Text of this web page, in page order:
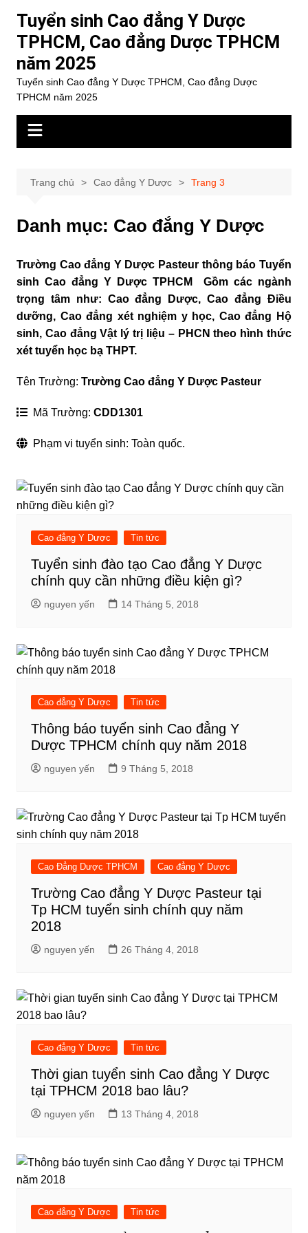
dung
Tuyển sinh Cao đẳng Y Dược
TPHCM, Cao đẳng Dược TPHCM
năm 2025
Tuyển sinh Cao đẳng Y Dược TPHCM, Cao đẳng Dược
TPHCM năm 2025
Trang chủ Cao đẳng Y Dược Trang 3
Danh mục: Cao đẳng Y Dược
Trường Cao đẳng Y Dược Pasteur thông báo Tuyển
sinh Cao đẳng Y Dược TPHCM
Gồm các ngành
trọng tâm như: Cao đẳng Dược, Cao đẳng Điều
dưỡng, Cao đẳng xét nghiệm y học, Cao đẳng Hộ
sinh, Cao đẳng Vật lý trị liệu – PHCN theo hình thức
xét tuyển học bạ THPT.
Tên Trường: Trường Cao đẳng Y Dược Pasteur
Mã Trường: CDD1301
Phạm vi tuyển sinh: Toàn quốc.
Cao đẳng Y Dược Tin tức
Tuyển sinh đào tạo Cao đẳng Y Dược
chính quy cần những điều kiện gì?
nguyen yến 14 Tháng 5, 2018
Cao đẳng Y Dược Tin tức
Thông báo tuyển sinh Cao đẳng Y
Dược TPHCM chính quy năm 2018
nguyen yến 9 Tháng 5, 2018
Cao Đẳng Dược TPHCM Cao đẳng Y Dược
Trường Cao đẳng Y Dược Pasteur tại
Tp HCM tuyển sinh chính quy năm
2018
nguyen yến 26 Tháng 4, 2018
Cao đẳng Y Dược Tin tức
Thời gian tuyển sinh Cao đẳng Y Dược
tại TPHCM 2018 bao lâu?
nguyen yến 13 Tháng 4, 2018
Cao đẳng Y Dược Tin tức